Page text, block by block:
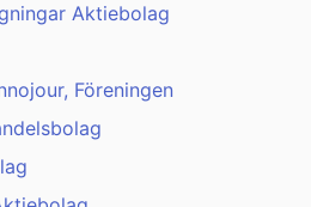
Aktiebolag
Föreningen